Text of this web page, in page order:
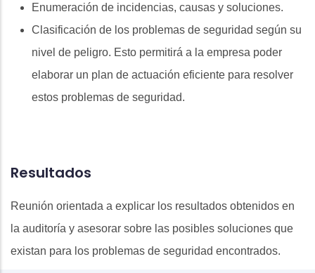
Enumeración de incidencias, causas y soluciones.
Clasificación de los problemas de seguridad según su
nivel de peligro. Esto permitirá a la empresa poder
elaborar un plan de actuación eficiente para resolver
estos problemas de seguridad.
Resultados
Reunión orientada a explicar los resultados obtenidos en
la auditoría y asesorar sobre las posibles soluciones que
existan para los problemas de seguridad encontrados.